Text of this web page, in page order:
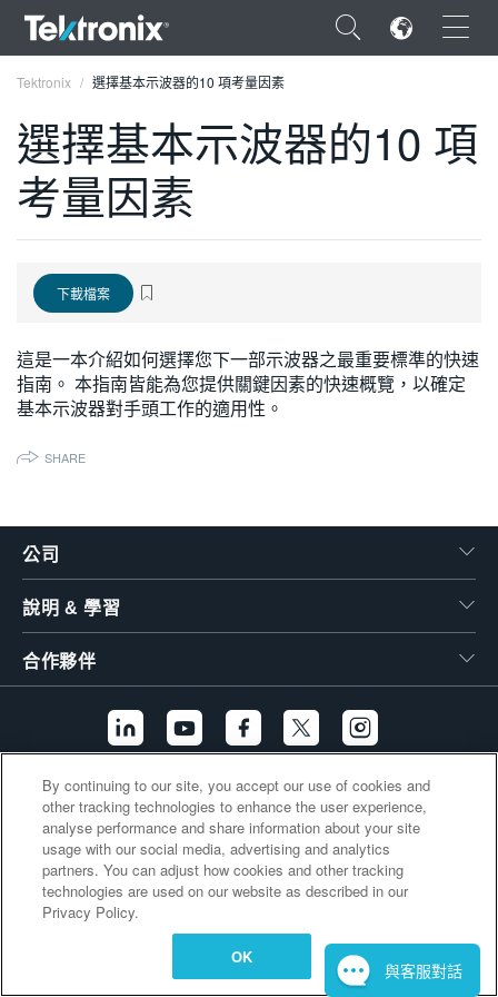
×
ENGLISH
DEUTSCH
VIỆT NAM
简体中文
Tektronix 選擇基本示波器的10 項考量因素
選擇基本示波器的10 項
考量因素
下載檔案
這是一本介紹如何選擇您下一部示波器之最重要標準的快速
指南。 本指南皆能為您提供關鍵因素的快速概覽，以確定
基本示波器對手頭工作的適用性。
SHARE
公司
說明 & 學習
合作夥伴
其他連結
By continuing to our site, you accept our use of cookies and
other tracking technologies to enhance the user experience,
analyse performance and share information about your site
usage with our social media, advertising and analytics
partners. You can adjust how cookies and other tracking
technologies are used on our website as described in our
Privacy Policy.
OK
與客服對話